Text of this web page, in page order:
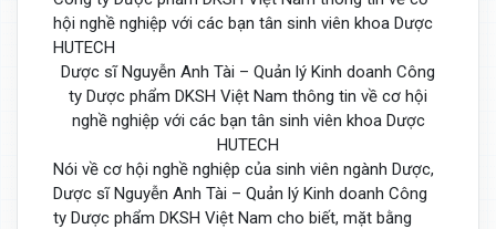
Dược sĩ Nguyễn Anh Tài – Quản lý Kinh doanh Công
ty Dược phẩm DKSH Việt Nam thông tin về cơ hội
nghề nghiệp với các bạn tân sinh viên khoa Dược
HUTECH
Nói về cơ hội nghề nghiệp của sinh viên ngành Dược,
Dược sĩ Nguyễn Anh Tài – Quản lý Kinh doanh Công
ty Dược phẩm DKSH Việt Nam cho biết, mặt bằng